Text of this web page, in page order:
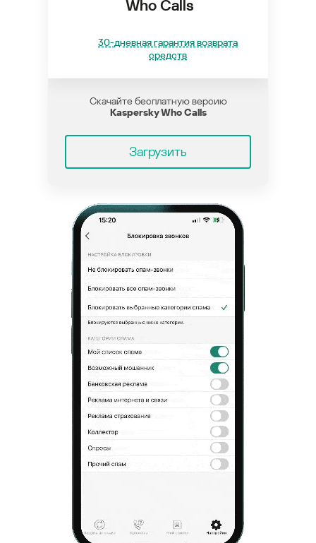
Who Calls
30-дневная гарантия возврата
средств
Скачайте бесплатную версию
Kaspersky Who Calls
Загрузить